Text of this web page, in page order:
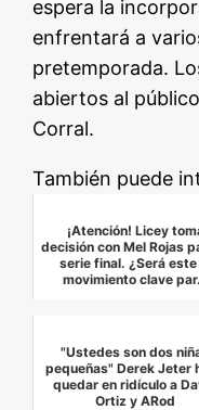
espera la
enfrentará a
pretemporada.
abiertos al
Corral.
También puede
¡Atención! Licey
decisión con Mel Rojas
serie final. ¿Será este
movimiento clave
"Ustedes son dos
pequeñas" Derek Jeter
quedar en ridículo a
Ortiz y ARod